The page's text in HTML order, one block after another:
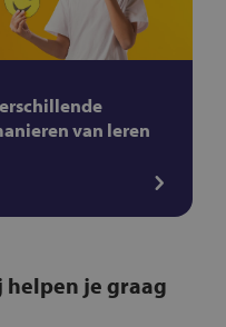
van leren
helpen je graag